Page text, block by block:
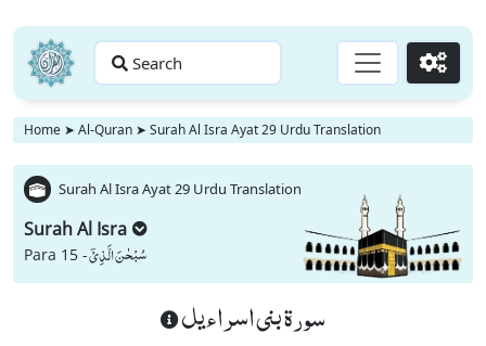
Search Go
Home ➤ Al-Quran ➤ Surah Al Isra Ayat 29 Urdu Translation
Surah Al Isra Ayat 29 Urdu Translation
Surah Al Isra
Para 15 -سُبْحٰنَ الَّذِیْۤ
سورة بنى اسراءيل